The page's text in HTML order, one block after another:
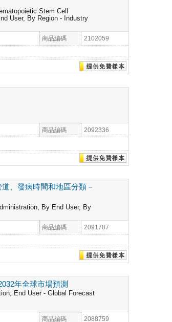
Stem Cell
User, By Region - Industry
商品編碼 2102059
商品編碼 2092336
、發病時間和地區分類－
By End User, By
商品編碼 2091787
年全球市場預測
End User - Global Forecast
商品編碼 2088759